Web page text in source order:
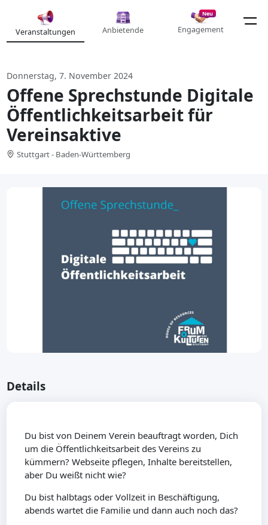
Veranstaltungen Anbietende
Neu
Engagement
Donnerstag, 7. November 2024
Offene Sprechstunde Digitale
Öffentlichkeitsarbeit für
Vereinsaktive
Stuttgart - Baden-Württemberg
Details
Du bist von Deinem Verein beauftragt worden, Dich
um die Öffentlichkeitsarbeit des Vereins zu
kümmern? Webseite pflegen, Inhalte bereitstellen,
aber Du weißt nicht wie?
Du bist halbtags oder Vollzeit in Beschäftigung,
abends wartet die Familie und dann auch noch das?